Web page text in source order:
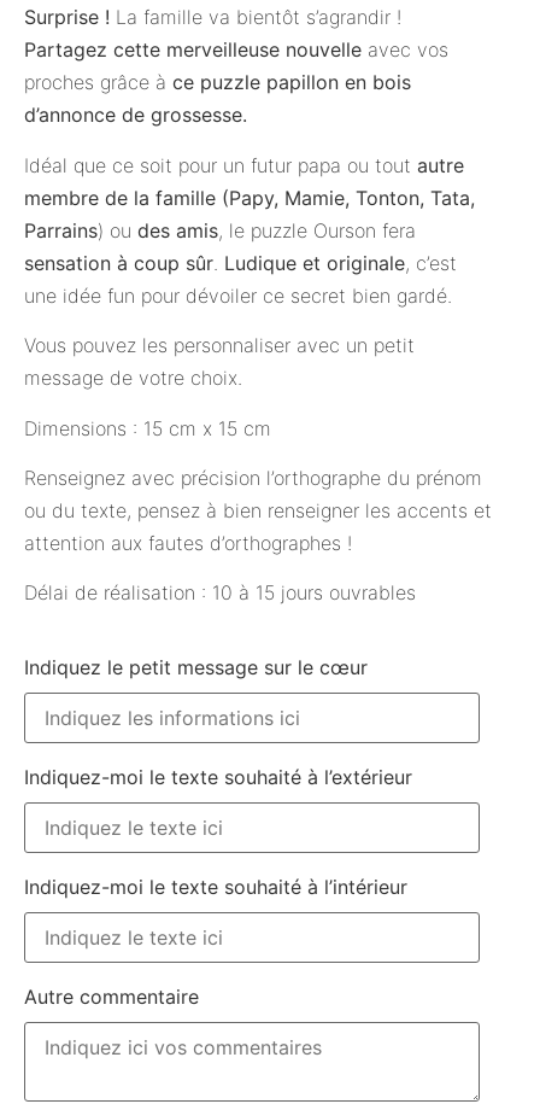
Surprise ! La famille va bientôt s’agrandir !
Partagez cette merveilleuse nouvelle avec vos
proches grâce à ce puzzle papillon en bois
d’annonce de grossesse.
Idéal que ce soit pour un futur papa ou tout autre
membre de la famille (Papy, Mamie, Tonton, Tata,
Parrains) ou des amis, le puzzle Ourson fera
sensation à coup sûr Ludique et originale, c’est
une idée fun pour dévoiler ce secret bien gardé.
Vous pouvez les personnaliser avec un petit
message de votre choix.
Dimensions : 15 cm x 15 cm
Renseignez avec précision l’orthographe du prénom
ou du texte, pensez à bien renseigner les accents et
attention aux fautes d’orthographes !
Délai de réalisation : 10 à 15 jours ouvrables
Indiquez le petit message sur le cœur
Indiquez-moi le texte souhaité à l’extérieur
Indiquez-moi le texte souhaité à l’intérieur
Autre commentaire